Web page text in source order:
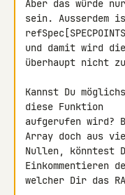
Aber das würde
sein. Ausserdem
und damit wird
überhaupt nicht
Kannst Du
diese Funktion
aufgerufen wird?
Array doch aus
Nullen, könntest
Einkommentieren
welcher Dir das